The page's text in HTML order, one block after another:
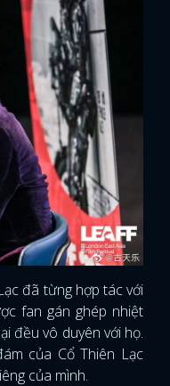
đã từng hợp tác với
fan gán ghép nhiệt
đều vô duyên với họ.
của Cổ Thiên Lạc
của mình.